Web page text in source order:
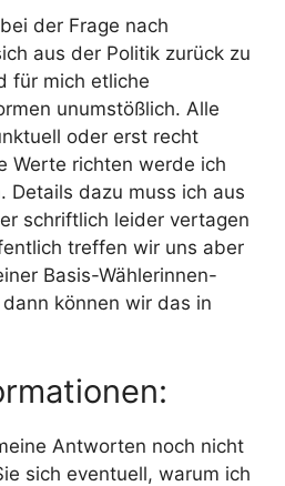
der Frage nach
aus der Politik zurück zu
für mich etliche
unumstößlich. Alle
oder erst recht
Werte richten werde ich
Details dazu muss ich aus
schriftlich leider vertagen
treffen wir uns aber
Basis-Wählerinnen-
können wir das in
Antworten noch nicht
sich eventuell, warum ich